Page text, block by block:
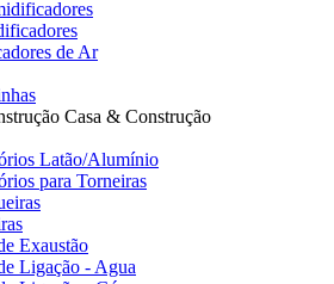
de Ar
Casa & Construção
Latão/Alumínio
para Torneiras
Exaustão
Ligação - Agua